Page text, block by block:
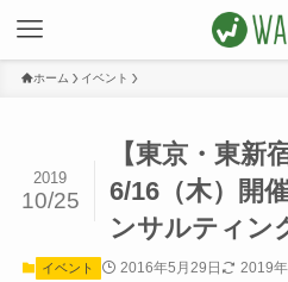
ホーム イベント
【東京・東新
6/16（木）開
ンサルティン
2019
10/25
イベント 2016年5月29日 2019